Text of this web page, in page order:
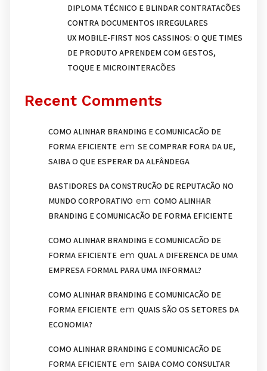
DIPLOMA TÉCNICO E BLINDAR CONTRATAÇÕES
CONTRA DOCUMENTOS IRREGULARES
UX MOBILE-FIRST NOS CASSINOS: O QUE TIMES
DE PRODUTO APRENDEM COM GESTOS,
TOQUE E MICROINTERAÇÕES
Recent Comments
COMO ALINHAR BRANDING E COMUNICAÇÃO DE
FORMA EFICIENTE em SE COMPRAR FORA DA UE,
SAIBA O QUE ESPERAR DA ALFÂNDEGA
BASTIDORES DA CONSTRUÇÃO DE REPUTAÇÃO NO
MUNDO CORPORATIVO em COMO ALINHAR
BRANDING E COMUNICAÇÃO DE FORMA EFICIENTE
COMO ALINHAR BRANDING E COMUNICAÇÃO DE
FORMA EFICIENTE em QUAL A DIFERENÇA DE UMA
EMPRESA FORMAL PARA UMA INFORMAL?
COMO ALINHAR BRANDING E COMUNICAÇÃO DE
FORMA EFICIENTE em QUAIS SÃO OS SETORES DA
ECONOMIA?
COMO ALINHAR BRANDING E COMUNICAÇÃO DE
FORMA EFICIENTE em SAIBA COMO CONSULTAR